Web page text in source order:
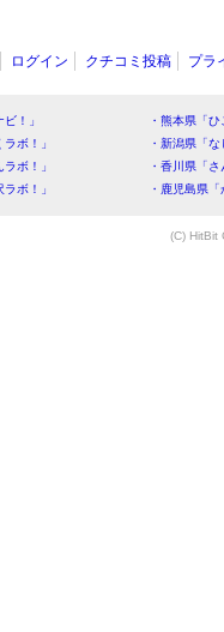
ログイン クチコミ投稿 プラ
！」
・熊本県「
ボ！」
・新潟県「
ボ！」
・香川県「
ボ！」
・鹿児島県
(C) HitBit